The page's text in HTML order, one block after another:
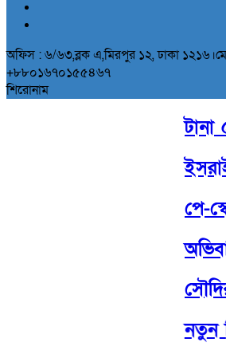
অফিস : ৬/৬৩,ব্লক এ,মিরপুর ১২, ঢাকা
+৮৮০১৬৭০১৫৫৪৬৭
শিরোনাম
টানা
পে-
নতুন